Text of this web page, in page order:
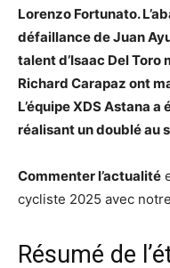
Lorenzo Fortunato.
défaillance de Juan
talent d’Isaac Del
Richard Carapaz ont
L’équipe XDS Astana
réalisant un doublé au
Commenter l’actualité
cycliste 2025 avec
Résumé de